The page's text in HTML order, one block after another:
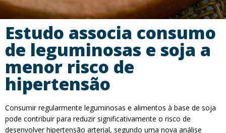
Estudo associa consumo
de leguminosas e soja a
menor risco de
hipertensão
Consumir regularmente leguminosas e alimentos à base de soja
pode contribuir para reduzir significativamente o risco de
desenvolver hipertensão arterial, segundo uma nova análise